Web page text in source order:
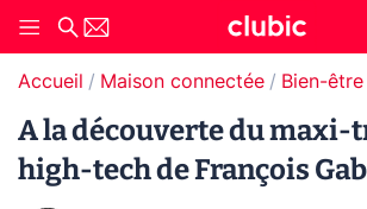
Accueil Maison connectée Bien-
A la découverte du
high-tech de François